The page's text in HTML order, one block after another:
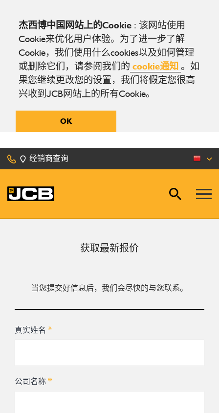
杰西博中国网站上的Cookie : 该网站使用
Cookie来优化用户体验。为了进一步了解
Cookie，我们使用什么cookies以及如何管理
或删除它们，请参阅我们的 cookie通知 。如
果您继续更改您的设置，我们将假定您很高
兴收到JCB网站上的所有Cookie。
OK
经销商查询
获取最新报价
当您提交好信息后，我们会尽快的与您联系。
真实姓名 *
公司名称 *